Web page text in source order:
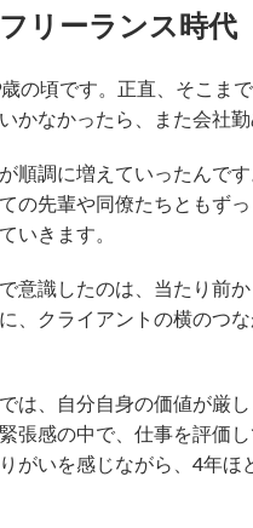
リーランス時代
の頃です。正直、そこま
かなかったら、また会社
順調に増えていったんで
の先輩や同僚たちともず
いきます。
意識したのは、当たり前
、クライアントの横のつ
は、自分自身の価値が厳
張感の中で、仕事を評価
がいを感じながら、4年ほ